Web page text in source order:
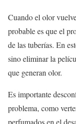
Cuando el olor
probable es que el
de las tuberías. En
sino eliminar la
que generan olor.
Es importante
problema, como
perfumados en el